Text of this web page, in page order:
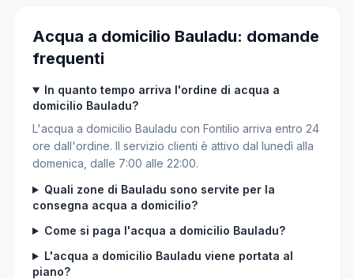
Acqua a domicilio Bauladu: domande
frequenti
In quanto tempo arriva l'ordine di acqua a
domicilio Bauladu?
L'acqua a domicilio Bauladu con Fontilio arriva entro 24
ore dall'ordine. Il servizio clienti è attivo dal lunedì alla
domenica, dalle 7:00 alle 22:00.
Quali zone di Bauladu sono servite per la
consegna acqua a domicilio?
Come si paga l'acqua a domicilio Bauladu?
L'acqua a domicilio Bauladu viene portata al
piano?